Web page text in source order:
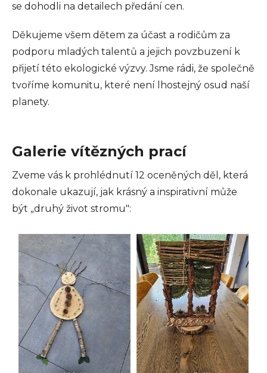
se dohodli na detailech předání cen.
Děkujeme všem dětem za účast a rodičům za
podporu mladých talentů a jejich povzbuzení k
přijetí této ekologické výzvy. Jsme rádi, že společně
tvoříme komunitu, které není lhostejný osud naší
planety.
Galerie vítězných prací
Zveme vás k prohlédnutí 12 oceněných děl, která
dokonale ukazují, jak krásný a inspirativní může
být „druhý život stromu":